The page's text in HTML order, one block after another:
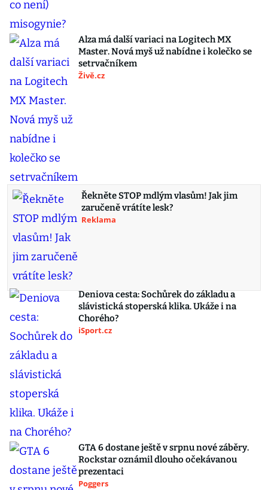
Alza má další variaci na Logitech MX
Master. Nová myš už nabídne i kolečko se
setrvačníkem
Živě.cz
Řekněte STOP mdlým vlasům! Jak jim
zaručeně vrátíte lesk?
Reklama
Deniova cesta: Sochůrek do základu a
slávistická stoperská klika. Ukáže i na
Chorého?
iSport.cz
GTA 6 dostane ještě v srpnu nové záběry.
Rockstar oznámil dlouho očekávanou
prezentaci
Poggers